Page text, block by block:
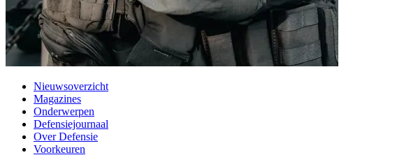
Nieuwsoverzicht
Magazines
Onderwerpen
Defensiejournaal
Over Defensie
Voorkeuren